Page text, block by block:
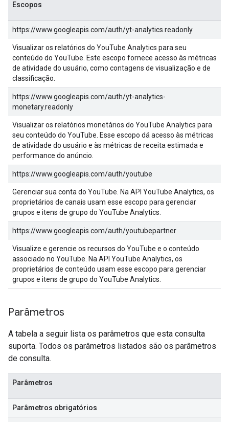
Escopos
https://www.googleapis.com/auth/yt-analytics.readonly
Visualizar os relatórios do YouTube Analytics para seu
conteúdo do YouTube. Este escopo fornece acesso às métricas
de atividade do usuário, como contagens de visualização e de
classificação.
https://www.googleapis.com/auth/yt-analytics-
monetary.readonly
Visualizar os relatórios monetários do YouTube Analytics para
seu conteúdo do YouTube. Esse escopo dá acesso às métricas
de atividade do usuário e às métricas de receita estimada e
performance do anúncio.
https://www.googleapis.com/auth/youtube
Gerenciar sua conta do YouTube. Na API YouTube Analytics, os
proprietários de canais usam esse escopo para gerenciar
grupos e itens de grupo do YouTube Analytics.
https://www.googleapis.com/auth/youtubepartner
Visualize e gerencie os recursos do YouTube e o conteúdo
associado no YouTube. Na API YouTube Analytics, os
proprietários de conteúdo usam esse escopo para gerenciar
grupos e itens de grupo do YouTube Analytics.
Parâmetros
A tabela a seguir lista os parâmetros que esta consulta
suporta. Todos os parâmetros listados são os parâmetros
de consulta.
Parâmetros
Parâmetros obrigatórios